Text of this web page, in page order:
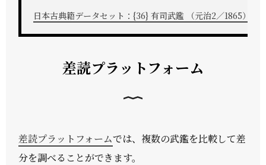
日本古典籍データセット：{36} 有司武鑑 （元治2／1865）
差読プラットフォーム
差読プラットフォームでは、複数の武鑑を比較して差
分を調べることができます。